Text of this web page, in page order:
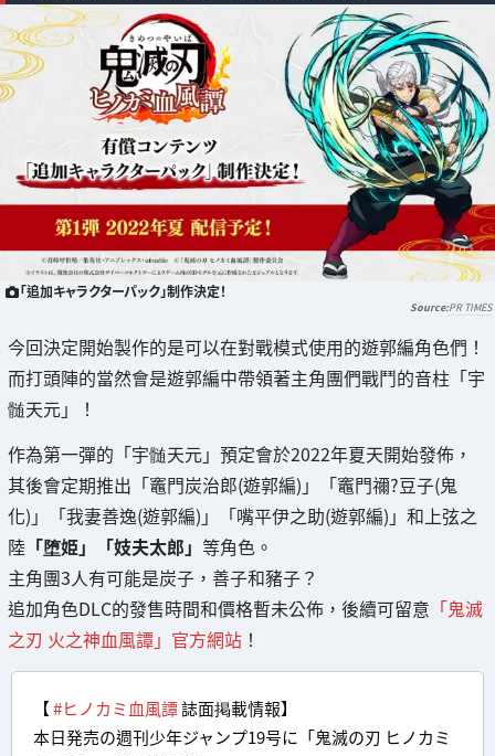
「追加キャラクターパック」制作決定！
PR TIMES
今回決定開始製作的是可以在對戰模式使用的遊郭編角色們！
而打頭陣的當然會是遊郭編中帶領著主角團們戰鬥的音柱「宇
髄天元」！
作為第一彈的「宇髄天元」預定會於2022年夏天開始發佈，
其後會定期推出「竈門炭治郎(遊郭編)」「竈門禰?豆子(鬼
化)」「我妻善逸(遊郭編)」「嘴平伊之助(遊郭編)」和上弦之
陸 「堕姫」「妓夫太郎」 等角色。
主角團3人有可能是炭子，善子和豬子？
追加角色DLC的發售時間和價格暫未公佈，後續可留意 「鬼滅
之刃 火之神血風譚」官方網站 ！
【#ヒノカミ血風譚誌面掲載情報】
本日発売の週刊少年ジャンプ19号に「鬼滅の刃 ヒノカミ